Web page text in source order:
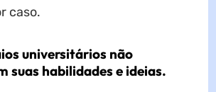
caso.
universitários não
suas habilidades e ideias.